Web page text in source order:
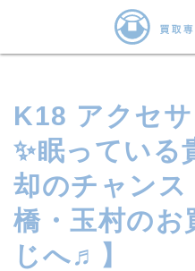
K18 アクセ
✨眠っている
却のチャンス
橋・玉村のお
じへ♬】